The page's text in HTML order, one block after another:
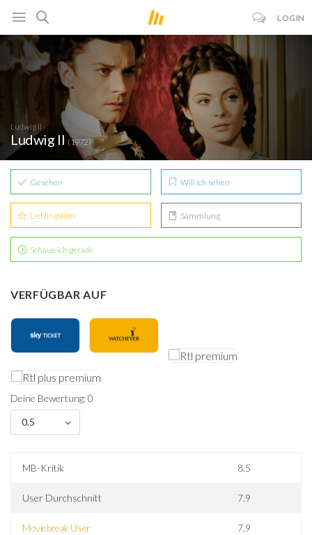
LOGIN
Ludwig II
Ludwig II (1972)
Gesehen Will ich sehen
Lieblingsfilm Sammlung
Schaue ich gerade
VERFÜGBAR AUF
Deine Bewertung: 0
0.5
MB-Kritik 8.5
User Durchschnitt 7.9
Moviebreak User 7.9